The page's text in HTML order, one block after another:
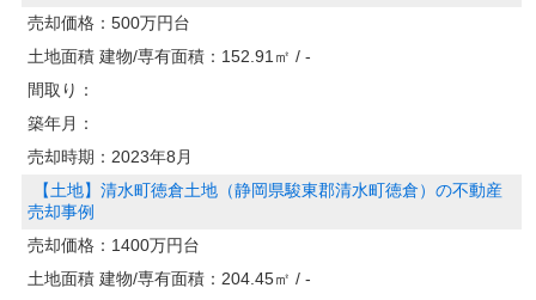
売却価格： 500万円台
土地面積 建物/専有面積： 152.91㎡ / -
間取り：
築年月：
売却時期： 2023年8月
【土地】清水町徳倉土地（静岡県駿東郡清水町徳倉）の不動産
売却事例
売却価格： 1400万円台
土地面積 建物/専有面積： 204.45㎡ / -